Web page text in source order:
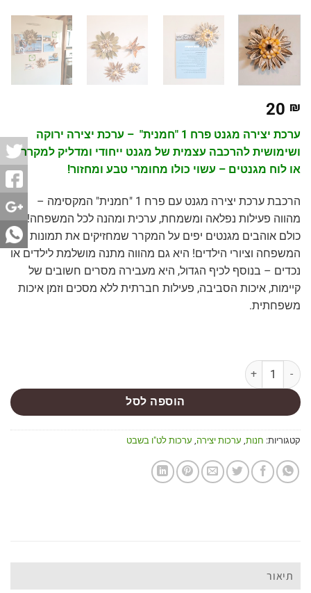
20 ₪
ערכת יצירה מגנט פרח 1 "חמנית" – ערכת יצירה ירוקה
ושימושית להרכבה עצמית של מגנט ייחודי ומדליק למקרר
או לוח מגנטים – עשוי כולו מחומרי טבע ומחזור!
הרכבת ערכת יצירה מגנט עם פרח 1 "חמנית" המקסימה –
מהווה פעילות נפלאה ומשמחת, ערכית ומהנה לכל המשפחה!
כולם אוהבים מגנטים יפים על המקרר שמחזיקים את תמונות
המשפחה וציורי הילדים! היא גם מהווה מתנה מושלמת לילדים או
נכדים – בנוסף לכיף הגדול, היא מעבירה מסרים חשובים של
קיימות, איכות הסביבה, פעילות חברתית ללא מסכים וזמן איכות
משפחתית.
הוספה לסל
קטגוריות: חנות, ערכות יצירה, ערכות לט"ו בשבט
תיאור